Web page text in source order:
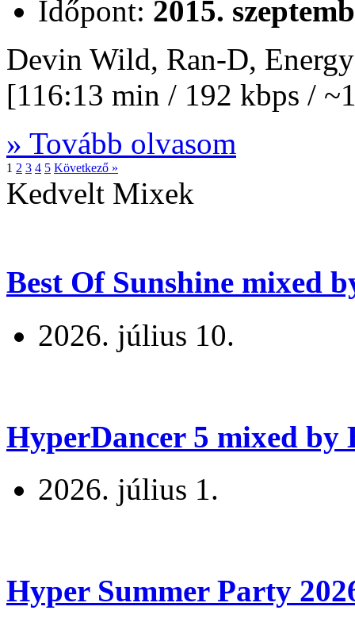
Időpont: 2015.
Devin Wild, Ran-D,
[116:13 min / 192 kbps /
» Tovább olvasom
1 2 3 4 5 Következő »
Kedvelt Mixek
Best Of Sunshine mixed
2026. július 10.
HyperDancer 5 mixed by
2026. július 1.
Hyper Summer Party